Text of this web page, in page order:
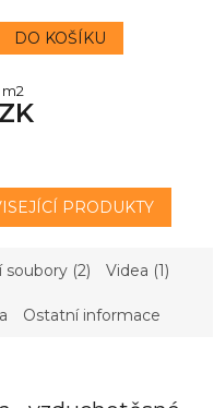
m2
DO KOŠÍKU
PRODUKTY
soubory (2) Videa (1)
Ostatní informace